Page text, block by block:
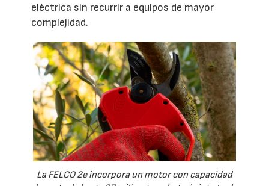
eléctrica sin recurrir a equipos de mayor
complejidad.
La FELCO 2e incorpora un motor con capacidad